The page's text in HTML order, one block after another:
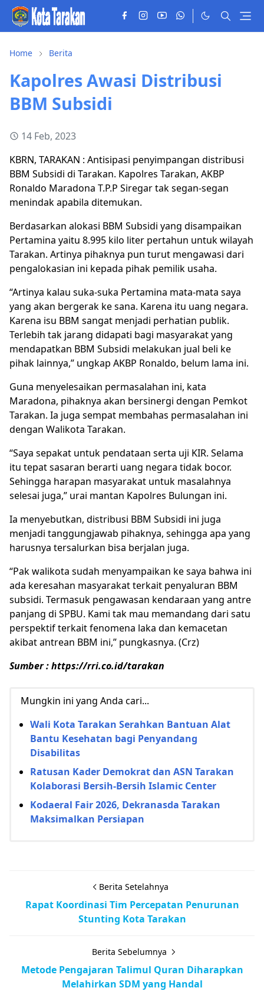
Home Berita
Kapolres Awasi Distribusi
BBM Subsidi
14 Feb, 2023
KBRN, TARAKAN : Antisipasi penyimpangan distribusi
BBM Subsidi di Tarakan. Kapolres Tarakan, AKBP
Ronaldo Maradona T.P.P Siregar tak segan-segan
menindak apabila ditemukan.
Berdasarkan alokasi BBM Subsidi yang disampaikan
Pertamina yaitu 8.995 kilo liter pertahun untuk wilayah
Tarakan. Artinya pihaknya pun turut mengawasi dari
pengalokasian ini kepada pihak pemilik usaha.
“Artinya kalau suka-suka Pertamina mata-mata saya
yang akan bergerak ke sana. Karena itu uang negara.
Karena isu BBM sangat menjadi perhatian publik.
Terlebih tak jarang didapati bagi masyarakat yang
mendapatkan BBM Subsidi melakukan jual beli ke
pihak lainnya,” ungkap AKBP Ronaldo, belum lama ini.
Guna menyelesaikan permasalahan ini, kata
Maradona, pihaknya akan bersinergi dengan Pemkot
Tarakan. Ia juga sempat membahas permasalahan ini
dengan Walikota Tarakan.
“Saya sepakat untuk pendataan serta uji KIR. Selama
itu tepat sasaran berarti uang negara tidak bocor.
Sehingga harapan masyarakat untuk masalahnya
selesai juga,” urai mantan Kapolres Bulungan ini.
Ia menyebutkan, distribusi BBM Subsidi ini juga
menjadi tanggungjawab pihaknya, sehingga apa yang
harusnya tersalurkan bisa berjalan juga.
“Pak walikota sudah menyampaikan ke saya bahwa ini
ada keresahan masyarakat terkait penyaluran BBM
subsidi. Termasuk pengawasan kendaraan yang antre
panjang di SPBU. Kami tak mau memandang dari satu
perspektif terkait fenomena laka dan kemacetan
akibat antrean BBM ini,” pungkasnya. (Crz)
Sumber : https://rri.co.id/tarakan
Mungkin ini yang Anda cari...
Wali Kota Tarakan Serahkan Bantuan Alat
Bantu Kesehatan bagi Penyandang
Disabilitas
Ratusan Kader Demokrat dan ASN Tarakan
Kolaborasi Bersih-Bersih Islamic Center
Kodaeral Fair 2026, Dekranasda Tarakan
Maksimalkan Persiapan
Berita Setelahnya
Rapat Koordinasi Tim Percepatan Penurunan
Stunting Kota Tarakan
Berita Sebelumnya
Metode Pengajaran Talimul Quran Diharapkan
Melahirkan SDM yang Handal